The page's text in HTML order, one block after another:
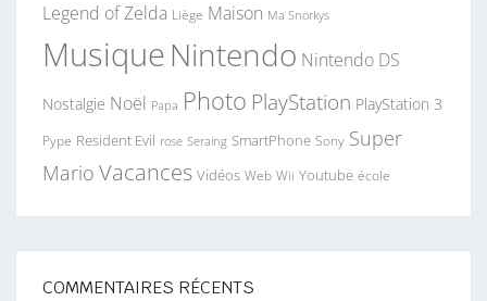
Legend of Zelda Liège Maison Ma Snorkys
MusiqueNintendo Nintendo DS
Nostalgie Noël Papa Photo PlayStation PlayStation 3
Pype Resident Evil rose Seraing SmartPhone Sony Super
Mario Vacances Vidéos Web Wii Youtube école
COMMENTAIRES RÉCENTS